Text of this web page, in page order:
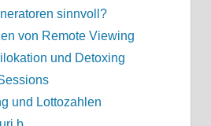
sinnvoll?
von Remote Viewing
und Detoxing
und Lottozahlen